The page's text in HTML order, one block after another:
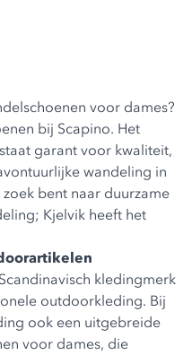
voor dames?
bij Scapino. Het
garant voor kwaliteit,
wandeling in
bent naar duurzame
Kjelvik heeft het
kledingmerk
outdoorkleding. Bij
ook een uitgebreide
voor dames, die